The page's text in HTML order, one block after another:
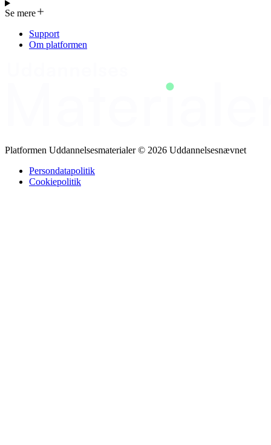
om de hyppigst forekommende symptomer samt
lindringsmuligheder af disse. Du vil få viden om og kompetencer til
at kunne yde sygepleje og omsorg til borgere og pårørende med
behov for palliativ indsats, med særlig opmærksomhed på egen og
tværfaglige samarbejdspartneres rolle, ansvar og kompetencer. Du
Se mere
Support
Om platformen
Platformen Uddannelsesmaterialer © 2026 Uddannelsesnævnet
Persondatapolitik
Cookiepolitik